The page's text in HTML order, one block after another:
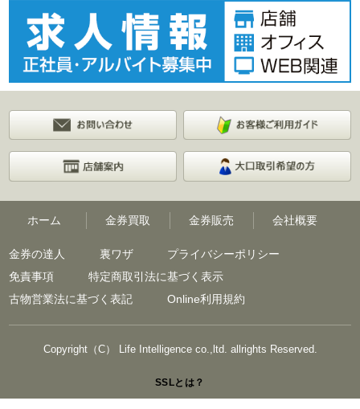
ホーム 金券買取 金券販売 会社概要
金券の達人 裏ワザ
プライバシーポリシー
免責事項
特定商取引法に基づく表示
古物営業法に基づく表記
Online利用規約
Copyright（C） Life Intelligence co.,ltd. allrights Reserved.
SSLとは？